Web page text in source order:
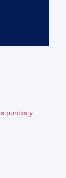
puntos y